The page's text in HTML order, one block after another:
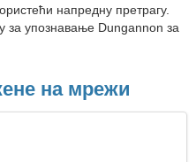
напредну претрагу.
за упознавање Dungannon за
на мрежи